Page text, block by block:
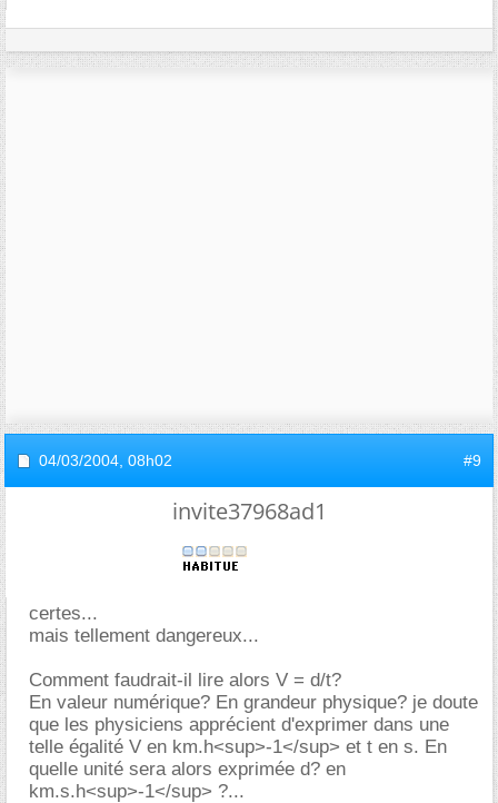
04/03/2004, 08h02 #9
invite37968ad1
certes...
mais tellement dangereux...
Comment faudrait-il lire alors V = d/t?
En valeur numérique? En grandeur physique? je doute
que les physiciens apprécient d'exprimer dans une
telle égalité V en km.h<sup>-1</sup> et t en s. En
quelle unité sera alors exprimée d? en
km.s.h<sup>-1</sup> ?...